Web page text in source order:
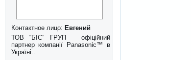
Контактное лицо: Евгений
ТОВ “БІЄ” ГРУП – офіційний
партнер компанії Panasonic™ в
Україні..